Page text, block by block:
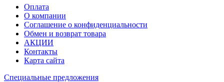
Оплата
О компании
Соглашение о конфиденциальности
Обмен и возврат товара
АКЦИИ
Контакты
Карта сайта
Специальные предложения